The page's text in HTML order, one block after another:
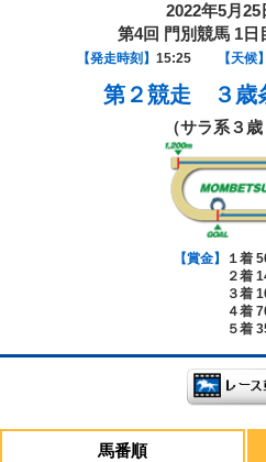
2022年5月25
第4回 門別競馬 1
【発走時刻】 15:25 【天候】
第２競走 ３
（サラ系３
【賞金】
１着
２着
３着
４着
５着
馬番順